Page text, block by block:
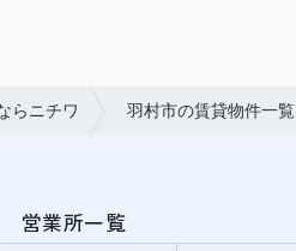
らニチワ 羽村市の賃貸物件一覧
営業所一覧